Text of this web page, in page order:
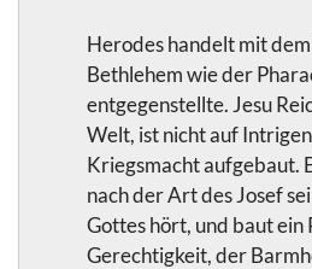
Herodes handelt mit
Bethlehem wie der
entgegenstellte. Jesu
Welt, ist nicht auf
Kriegsmacht aufgebaut.
nach der Art des Josef
Gottes hört, und baut ein
Gerechtigkeit, der